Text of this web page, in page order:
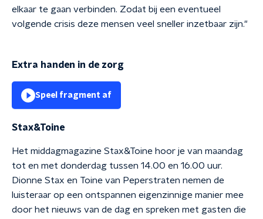
elkaar te gaan verbinden. Zodat bij een eventueel
volgende crisis deze mensen veel sneller inzetbaar zijn."
Extra handen in de zorg
Speel fragment af
Stax&Toine
Het middagmagazine Stax&Toine hoor je van maandag
tot en met donderdag tussen 14.00 en 16.00 uur.
Dionne Stax en Toine van Peperstraten nemen de
luisteraar op een ontspannen eigenzinnige manier mee
door het nieuws van de dag en spreken met gasten die